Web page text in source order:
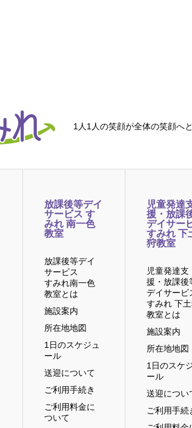
1人1人の笑顔が全体の笑顔へ
放課後等デイ
サービス す
みれ 南一色
教室
放課後等デイ
サービス
すみれ南一色
教室とは
施設案内
所在地地図
1日のスケジュ
ール
送迎について
ご利用手続き
ご利用料金に
ついて
児童発達
援・放課
デイサー
すみれ 下
狩教室
児童発達支
援・放課後
デイサービ
すみれ 下
教室とは
施設案内
所在地地図
1日のスケ
ール
送迎につい
ご利用手続